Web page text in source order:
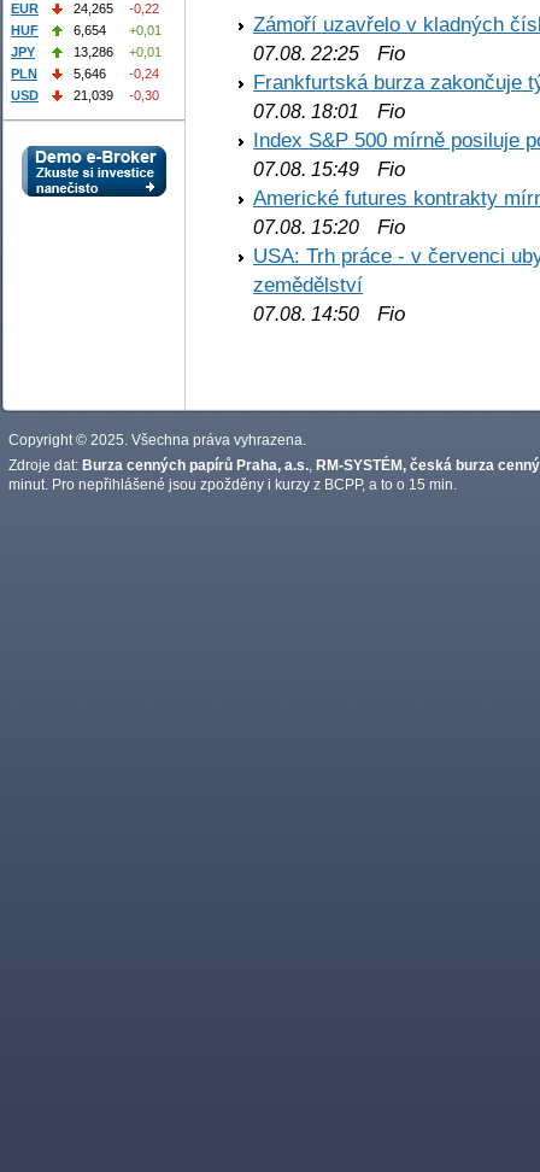
Zámoří uzavřelo v kladných
07.08. 22:25 Fio
Frankfurtská burza zakončuje
07.08. 18:01
Fio
Index S&P 500 mírně posiluje
07.08. 15:49 Fio
Americké futures kontrakty
07.08. 15:20 Fio
USA: Trh práce - v červenci
zemědělství
07.08. 14:50 Fio
EUR 24,265
-0,22
HUF
6,654
+0,01
JPY
13,286
+0,01
PLN
5,646
-0,24
USD
21,039 -0,30
Copyright © 2025. Všechna práva vyhrazena.
Zdroje dat: Burza cenných papírů Praha, a.s. RM-SYSTÉM, česká burza
minut. Pro nepřihlášené jsou zpožděny i kurzy z BCPP, a to o 15 min.